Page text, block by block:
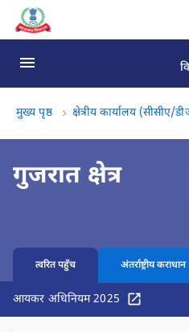
अहमदाबाद पृष्ठ लोड हो गया
मुख्य पृष्ठ क्षेत्रीय कार्यालय (सीसीए/
गुजरात क्षेत्र
त्वरित पहुँच अंतर्राष्ट्रीय कराधान
आयकर अधिनियम 2025